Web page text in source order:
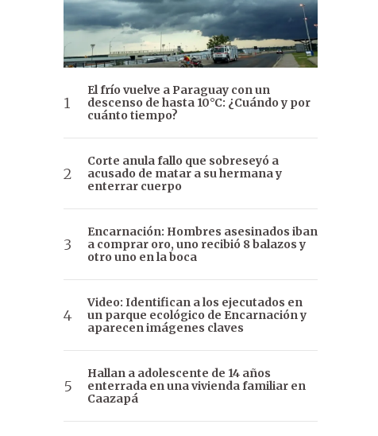
El frío vuelve a Paraguay con un
descenso de hasta 10°C: ¿Cuándo y por
cuánto tiempo?
Corte anula fallo que sobreseyó a
acusado de matar a su hermana y
enterrar cuerpo
Encarnación: Hombres asesinados iban
a comprar oro, uno recibió 8 balazos y
otro uno en la boca
Video: Identifican a los ejecutados en
un parque ecológico de Encarnación y
aparecen imágenes claves
Hallan a adolescente de 14 años
enterrada en una vivienda familiar en
Caazapá